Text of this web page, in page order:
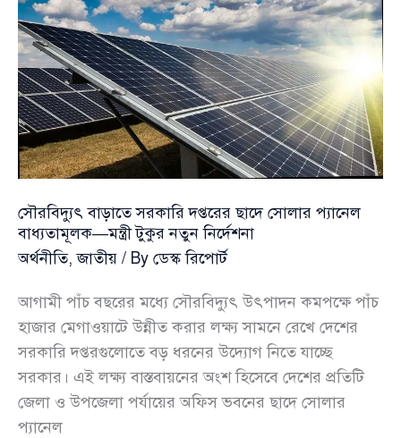
ক্রুড
তেল
নিয়ে
চট্টগ্রাম
বন্দরে
মাস্টার
ট্যাঙ্কার,
স্বস্তির
আভাস
জ্বালানি
সৌরবিদ্যুৎ বাড়াতে সরকারি দপ্তরের ছাদে সোলার প্যানেল
বাধ্যতামূলক—মন্ত্রী টুকুর নতুন নির্দেশনা
অর্থনীতি,জাতীয় / By ডেস্ক রিপোর্ট
আগামী পাঁচ বছরের মধ্যে সৌরবিদ্যুৎ উৎপাদন কমপক্ষে পাঁচ
হাজার মেগাওয়াটে উন্নীত করার লক্ষ্য সামনে রেখে দেশের
সরকারি দপ্তরগুলোতে বড় ধরনের উদ্যোগ নিতে যাচ্ছে
সরকার। এই লক্ষ্য বাস্তবায়নের অংশ হিসেবে দেশের প্রতিটি
জেলা ও উপজেলা পর্যায়ের অফিস ভবনের ছাদে সোলার
প্যানেল